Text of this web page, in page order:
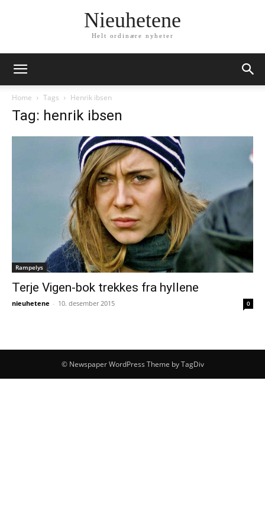
Nieuhetene
Helt ordinære nyheter
Home Tags Henrik ibsen
Tag: henrik ibsen
Rampelys
Terje Vigen-bok trekkes fra hyllene
nieuhetene - 10. desember 2015 0
© Newspaper WordPress Theme by TagDiv